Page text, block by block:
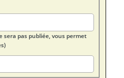
sera pas publiée, vous permet